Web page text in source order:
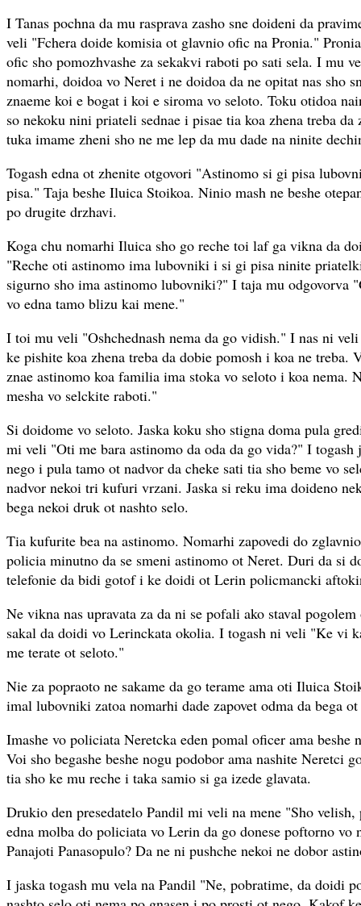
I Tanas pochna da mu rasprava zasho sne doideni da
veli "Fchera doide komisia ot glavnio ofic na Pronia."
ofic sho pomozhvashe za sekakvi raboti po sati sela. I mu
nomarhi, doidoa vo Neret i ne doidoa da ne opitat nas sho
znaeme koi e bogat i koi e siroma vo seloto. Toku otidoa
so nekoku nini priateli sednae i pisae tia koa zhena treba
tuka imame zheni sho ne me lep da mu dade na ninite
Togash edna ot zhenite otgovori "Astinomo si gi pisa
pisa." Taja beshe Iluica Stoikoa. Ninio mash ne beshe
po drugite drzhavi.
Koga chu nomarhi Iluica sho go reche toi laf ga vikna da
"Reche oti astinomo ima lubovniki i si gi pisa ninite
sigurno sho ima astinomo lubovniki?" I taja mu odgovorva
vo edna tamo blizu kai mene."
I toi mu veli "Oshchednash nema da go vidish." I nas ni
ke pishite koa zhena treba da dobie pomosh i koa ne treba.
znae astinomo koa familia ima stoka vo seloto i koa nema.
mesha vo selckite raboti."
Si doidome vo seloto. Jaska koku sho stigna doma pula
mi veli "Oti me bara astinomo da oda da go vida?" I togash
nego i pula tamo ot nadvor da cheke sati tia sho beme vo
nadvor nekoi tri kufuri vrzani. Jaska si reku ima doideno
bega nekoi druk ot nashto selo.
Tia kufurite bea na astinomo. Nomarhi zapovedi do
policia minutno da se smeni astinomo ot Neret. Duri da si
telefonie da bidi gotof i ke doidi ot Lerin policmancki
Ne vikna nas upravata za da ni se pofali ako staval
sakal da doidi vo Lerinckata okolia. I togash ni veli "Ke vi
me terate ot seloto."
Nie za popraoto ne sakame da go terame ama oti Iluica
imal lubovniki zatoa nomarhi dade zapovet odma da bega
Imashe vo policiata Neretcka eden pomal oficer ama beshe
Voi sho begashe beshe nogu podobor ama nashite Neretci
tia sho ke mu reche i taka samio si ga izede glavata.
Drukio den presedatelo Pandil mi veli na mene "Sho velish,
edna molba do policiata vo Lerin da go donese poftorno vo
Panajoti Panasopulo? Da ne ni pushche nekoi ne dobor
I jaska togash mu vela na Pandil "Ne, pobratime, da doidi